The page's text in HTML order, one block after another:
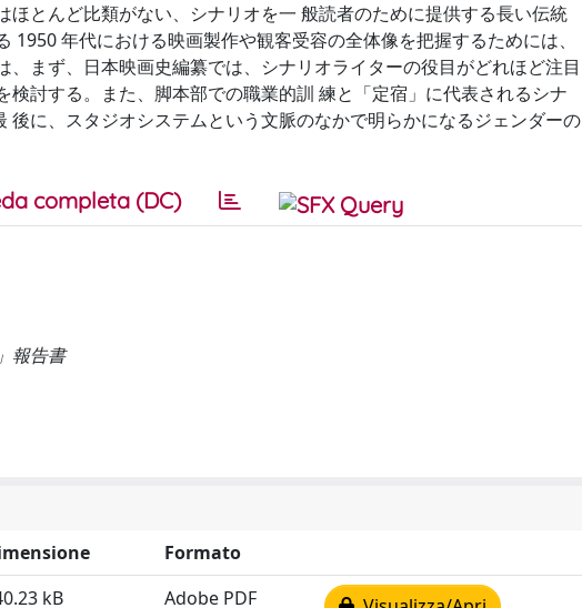
とんど比類がない、シナリオを一 般読者のために提供する長い伝統
年代における映画製作や観客受容の全体像を把握するためには、
まず、日本映画史編纂では、シナリオライターの役目がどれほど注目
討する。また、脚本部での職業的訓 練と「定宿」に代表されるシナ
に、スタジオシステムという文脈のなかで明らかになるジェンダーの
completa (DC)
報告書
Formato
kB Adobe PDF